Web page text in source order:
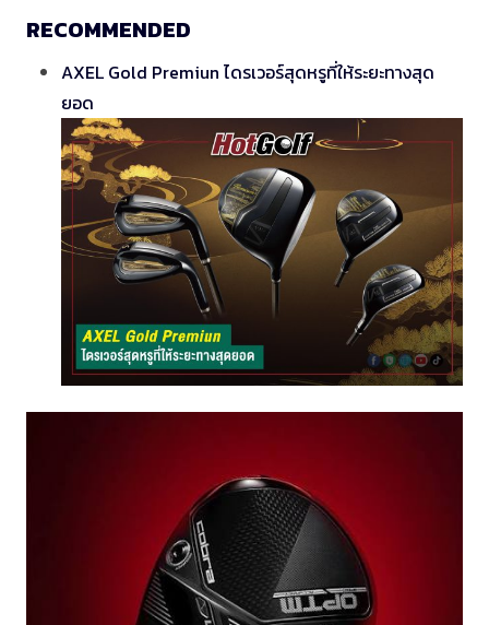
RECOMMENDED
AXEL Gold Premiun ไดรเวอร์สุดหรูที่ให้ระยะทางสุด
ยอด